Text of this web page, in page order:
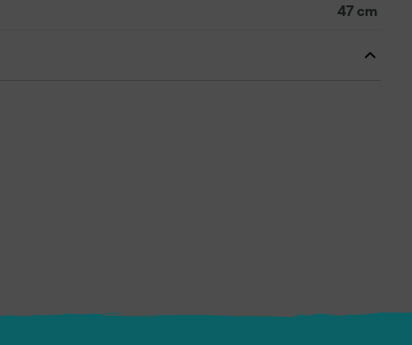
47 cm